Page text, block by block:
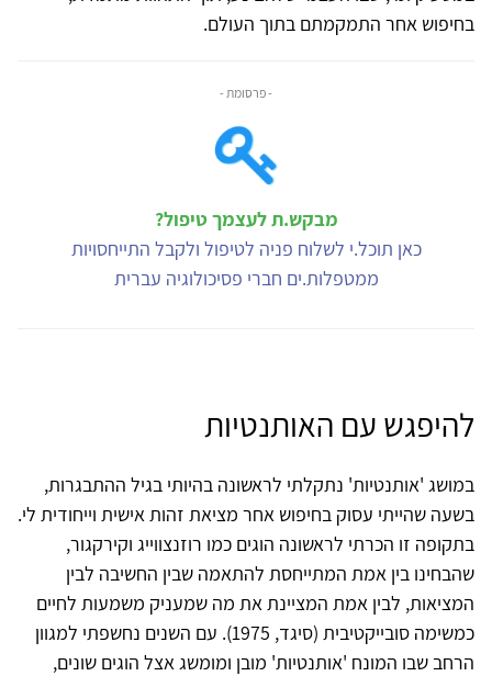
בחיפוש אחר התמקמתם בתוך העולם.
- פרסומת -
מבקש.ת לעצמך טיפול?
כאן תוכל.י לשלוח פניה לטיפול ולקבל התייחסויות
ממטפלות.ים חברי פסיכולוגיה עברית
להיפגש עם האותנטיות
במושג 'אותנטיות' נתקלתי לראשונה בהיותי בגיל ההתבגרות,
בשעה שהייתי עסוק בחיפוש אחר מציאת זהות אישית וייחודית לי.
בתקופה זו הכרתי לראשונה הוגים כמו רוזנצווייג וקירקגור,
שהבחינו בין אמת המתייחסת להתאמה שבין החשיבה לבין
המציאות, לבין אמת המציינת את מה שמעניק משמעות לחיים
כמשימה סובייקטיבית (סיגד, 1975). עם השנים נחשפתי למגוון
הרחב שבו המונח 'אותנטיות' מובן ומומשג אצל הוגים שונים,